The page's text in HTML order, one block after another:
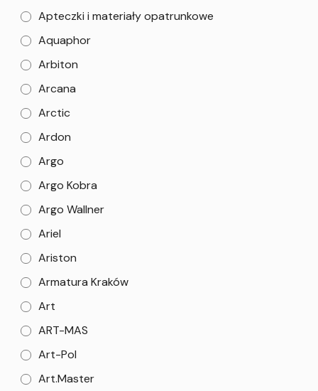
Apteczki i materiały opatrunkowe
Aquaphor
Arbiton
Arcana
Arctic
Ardon
Argo
Argo Kobra
Argo Wallner
Ariel
Ariston
Armatura Kraków
Art
ART-MAS
Art-Pol
Art.Master